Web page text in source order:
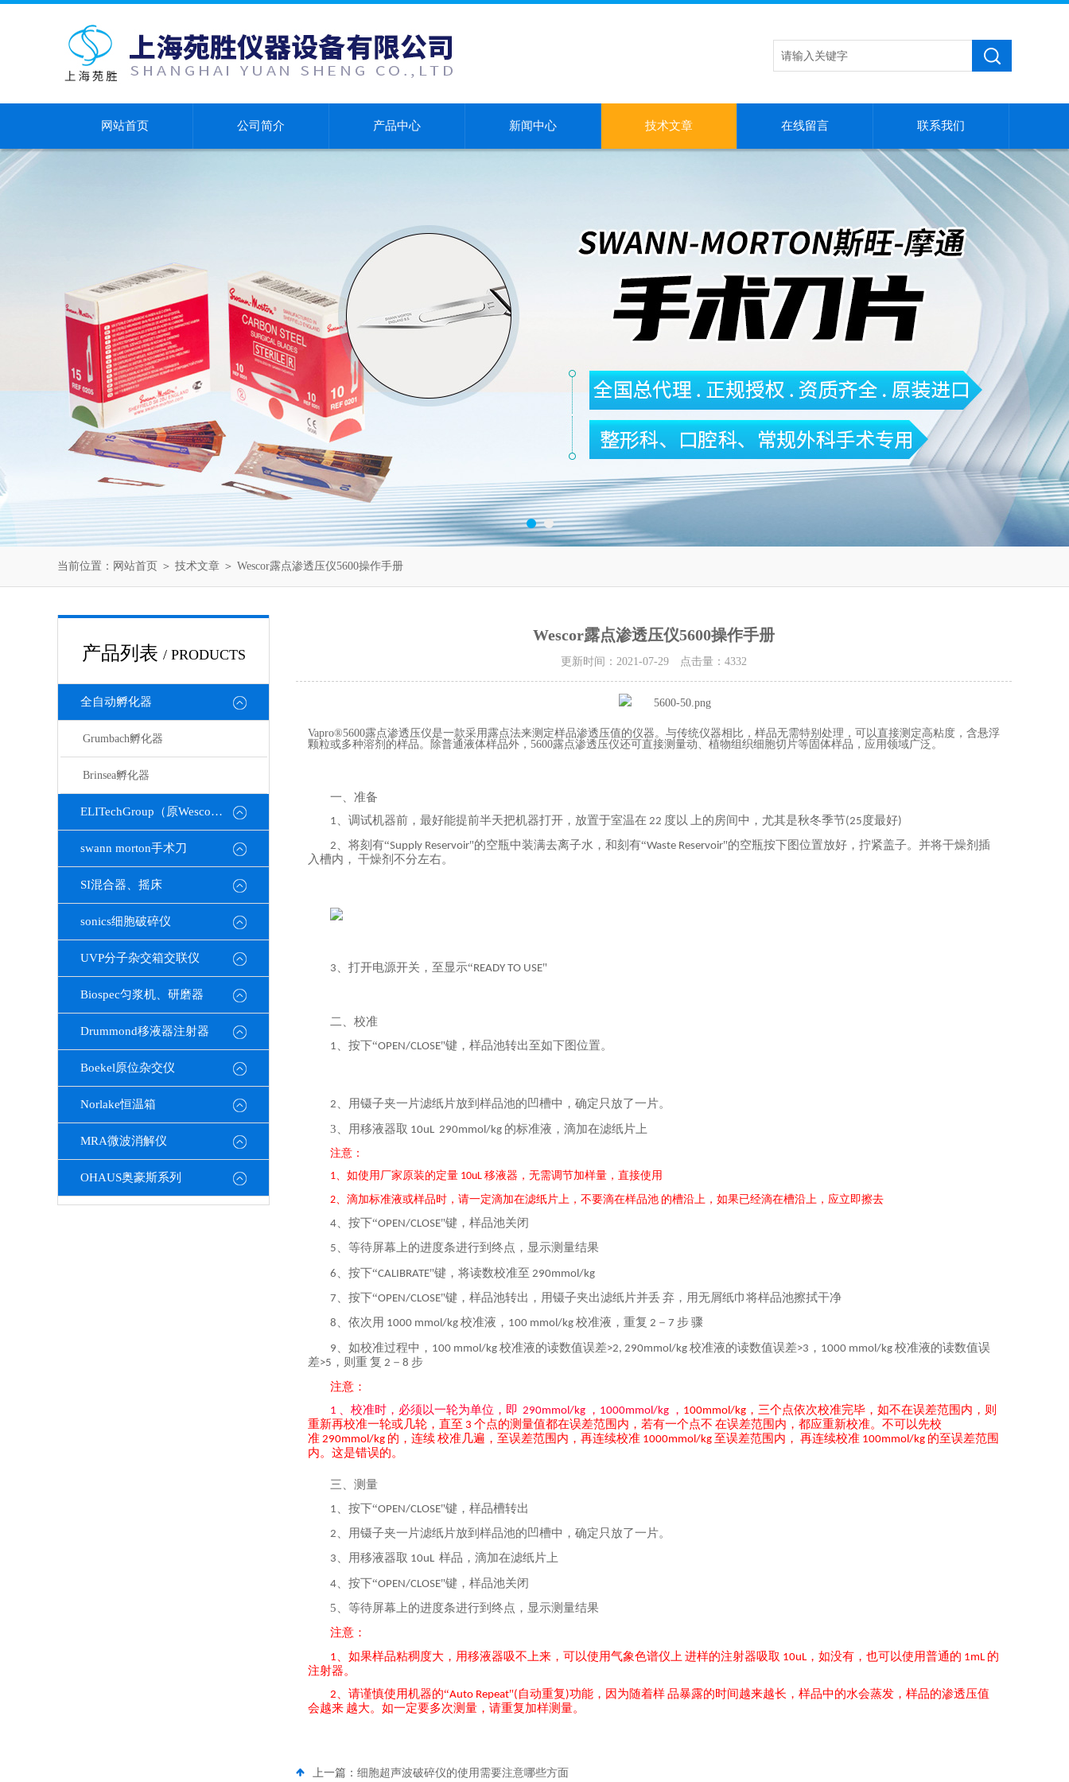
网站首页 公司简介 产品中心 新闻中心 技术文章 在线留言 联系我们
当前位置： 网站首页 ＞ 技术文章 ＞ Wescor露点渗透压仪5600操作手册
产品列表 / PRODUCTS
全自动孵化器
Grumbach孵化器
Brinsea孵化器
ELITechGroup（原Wescor）
swann morton手术刀
SI混合器、摇床
sonics细胞破碎仪
UVP分子杂交箱交联仪
Biospec匀浆机、研磨器
Drummond移液器注射器
Boekel原位杂交仪
Norlake恒温箱
MRA微波消解仪
OHAUS奥豪斯系列
Wescor露点渗透压仪5600操作手册
更新时间：2021-07-29 点击量： 4332
Vapro®5600露点渗透压仪是一款采用露点法来测定样品渗透压值的仪器。与传统仪器相比，样品无需特别处理，可以直接测定高粘度，含悬浮
颗粒或多种溶剂的样品。除普通液体样品外，5600露点渗透压仪还可直接测量动、植物组织细胞切片等固体样品，应用领域广泛。
一、准备
1 、调试机器前，最好能提前半天把机器打开，放置于室温在 22 度以 上的房间中，尤其是秋冬季节(25 度最好)
2 、将刻有“Supply Reservoir"的空瓶中装满去离子水，和刻有“Waste Reservoir"的空瓶按下图位置放好，拧紧盖子。并将干燥剂插
入槽内， 干燥剂不分左右。
3 、打开电源开关，至显示“READY TO USE"
二、校准
1 、按下“OPEN/CLOSE"键，样品池转出至如下图位置。
2 、用镊子夹一片滤纸片放到样品池的凹槽中，确定只放了一片。
3、用移液器取 10uL 290mmol/kg 的标准液，滴加在滤纸片上
注意：
1、如使用厂家原装的定量 10uL 移液器，无需调节加样量，直接使用
2 、滴加标准液或样品时，请一定滴加在滤纸片上，不要滴在样品池 的槽沿上，如果已经滴在槽沿上，应立即擦去
4 、按下“OPEN/CLOSE"键，样品池关闭
5 、等待屏幕上的进度条进行到终点，显示测量结果
6 、按下“CALIBRATE"键，将读数校准至 290mmol/kg
7 、按下“OPEN/CLOSE"键，样品池转出，用镊子夹出滤纸片并丢弃，用无屑纸巾将样品池擦拭干净
8 、依次用 1000 mmol/kg 校准液， 100 mmol/kg 校准液，重复 2 － 7 步骤
9 、如校准过程中， 100 mmol/kg 校准液的读数值误差>2, 290mmol/kg 校准液的读数值误差>3 ， 1000 mmol/kg 校准液的读数值误
差>5 ，则重复 2 － 8 步
注意：
1 、校准时，必须以一轮为单位，即 290mmol/kg ， 1000mmol/kg ， 100mmol/kg ，三个点依次校准完毕，如不在误差范围内，则
重新再校准一轮或几轮，直至 3 个点的测量值都在误差范围内，若有一个点不 在误差范围内，都应重新校准。不可以先校
准 290mmol/kg 的，连续校准几遍，至误差范围内，再连续校准 1000mmol/kg 至误差范围内， 再连续校准 100mmol/kg 的至误差范围
内。这是错误的。
三、测量
1 、按下“OPEN/CLOSE"键，样品槽转出
2 、用镊子夹一片滤纸片放到样品池的凹槽中，确定只放了一片。
3 、用移液器取 10uL 样品，滴加在滤纸片上
4 、按下“OPEN/CLOSE"键，样品池关闭
5、等待屏幕上的进度条进行到终点，显示测量结果
注意：
1 、如果样品粘稠度大，用移液器吸不上来，可以使用气象色谱仪上 进样的注射器吸取 10uL ，如没有，也可以使用普通的 1mL 的
注射器。
2 、请谨慎使用机器的“Auto Repeat"( 自动重复 )功能，因为随着样品暴露的时间越来越长，样品中的水会蒸发，样品的渗透压值
会越来 越大。 如一定要多次测量，请重复加样测量。
上一篇： 细胞超声波破碎仪的使用需要注意哪些方面